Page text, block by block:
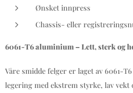
Ønsket innpress
Chassis- eller
6061-T6 aluminium – Lett, sterk og
Våre smidde felger er laget av 6061-
legering med ekstrem styrke, lav vekt